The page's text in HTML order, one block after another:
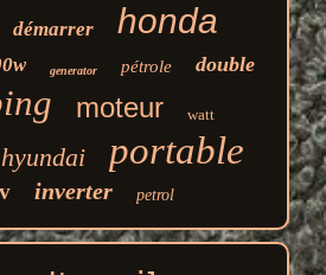
démarrer honda
generator pétrole double
moteur watt
hyundai portable
inverter petrol